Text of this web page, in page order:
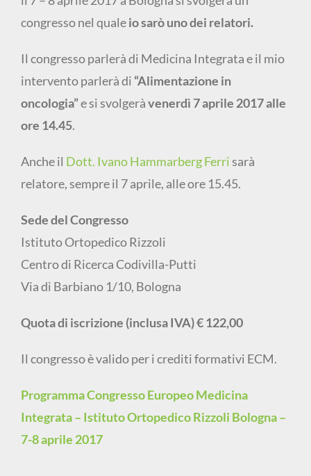
congresso nel qualeio sarò uno dei relatori.
Il congresso parlerà di Medicina Integrata e il mio
intervento parlerà di “Alimentazione in
oncologia”e si svolgeràvenerdì 7 aprile 2017 alle
ore 14.45.
Anche il Dott. Ivano Hammarberg Ferrisarà
relatore, sempre il 7 aprile, alle ore 15.45.
Sede del Congresso
Istituto Ortopedico Rizzoli
Centro di Ricerca Codivilla-Putti
Via di Barbiano 1/10, Bologna
Quota di iscrizione (inclusa IVA) € 122,00
Il congresso è valido per i crediti formativi ECM.
Programma Congresso Europeo Medicina
Integrata – Istituto Ortopedico Rizzoli Bologna –
7-8 aprile 2017